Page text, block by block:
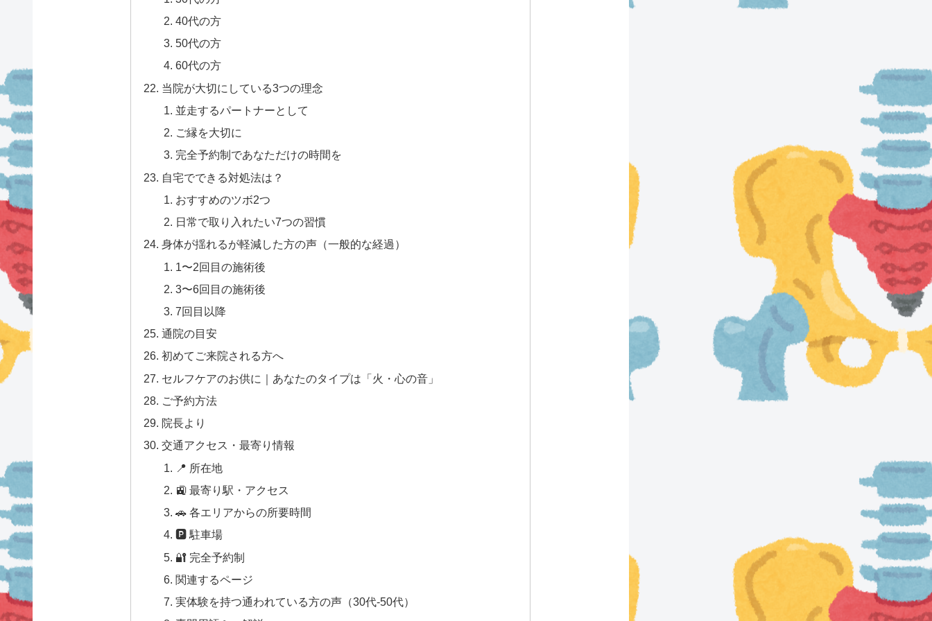
40代の方
50代の方
60代の方
当院が大切にしている3つの理念
並走するパートナーとして
ご縁を大切に
完全予約制であなただけの時間を
自宅でできる対処法は？
おすすめのツボ2つ
日常で取り入れたい7つの習慣
身体が揺れるが軽減した方の声（一般的な経過）
1〜2回目の施術後
3〜6回目の施術後
7回目以降
通院の目安
初めてご来院される方へ
セルフケアのお供に｜あなたのタイプは「火・心の音」
ご予約方法
院長より
交通アクセス・最寄り情報
📍 所在地
🚉 最寄り駅・アクセス
🚗 各エリアからの所要時間
🅿 駐車場
🔐 完全予約制
関連するページ
実体験を持つ通われている方の声（30代-50代）